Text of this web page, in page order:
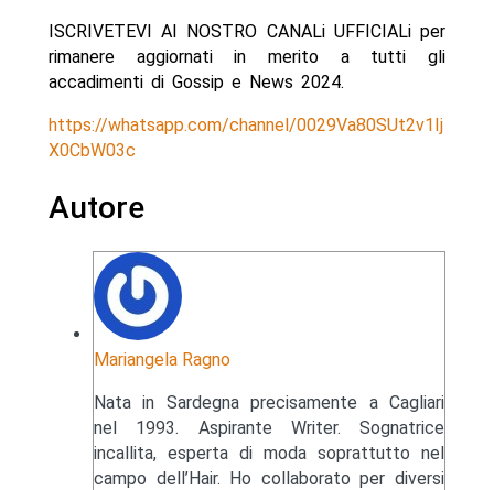
ISCRIVETEVI AI NOSTRO CANALi UFFICIALi per
rimanere aggiornati in merito a tutti gli
accadimenti di Gossip e News 2024.
https://whatsapp.com/channel/0029Va80SUt2v1Ij
X0CbW03c
Autore
Mariangela Ragno
Nata in Sardegna precisamente a Cagliari
nel 1993. Aspirante Writer. Sognatrice
incallita, esperta di moda soprattutto nel
campo dell’Hair. Ho collaborato per diversi